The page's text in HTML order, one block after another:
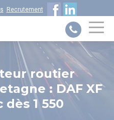
Recrutement
routier
: DAF XF
dès 1 550
UNIQUE
:
0 805 29 33